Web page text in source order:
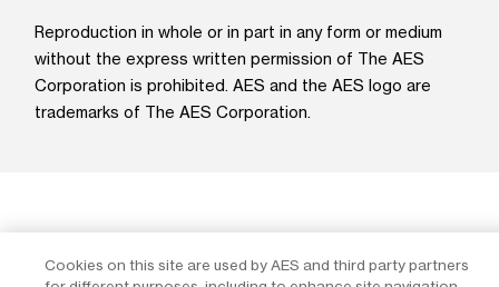
Reproduction in whole or in part in any form or medium
without the express written permission of The AES
Corporation is prohibited. AES and the AES logo are
trademarks of The AES Corporation.
Cookies on this site are used by AES and third party partners